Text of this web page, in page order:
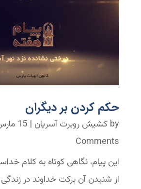
حکم کردن بر دیگران
by کشیش روبرت آسریان | 15 مارس 2020
Comments
این پیام، نگاهی کوتاه به کلام
از شنیدن آن برکت خداوند در